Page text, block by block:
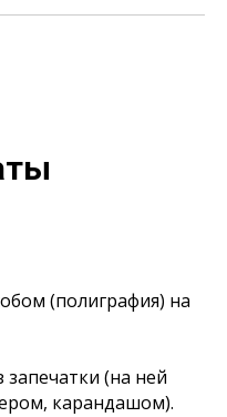
(полиграфия) на
запечатки (на ней
карандашом).